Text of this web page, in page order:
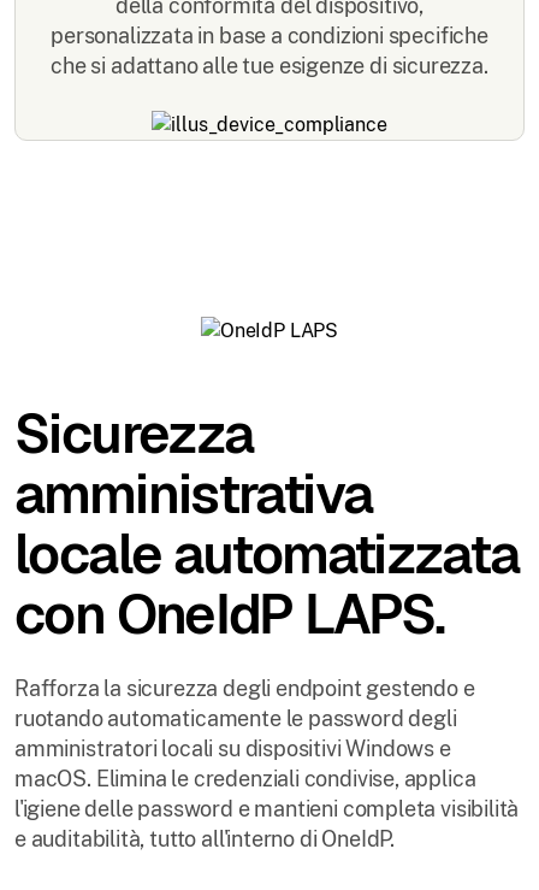
della conformità del dispositivo,
personalizzata in base a condizioni specifiche
che si adattano alle tue esigenze di sicurezza.
Sicurezza
amministrativa
locale automatizzata
con OneIdP LAPS.
Rafforza la sicurezza degli endpoint gestendo e
ruotando automaticamente le password degli
amministratori locali su dispositivi Windows e
macOS. Elimina le credenziali condivise, applica
l'igiene delle password e mantieni completa visibilità
e auditabilità, tutto all'interno di OneIdP.